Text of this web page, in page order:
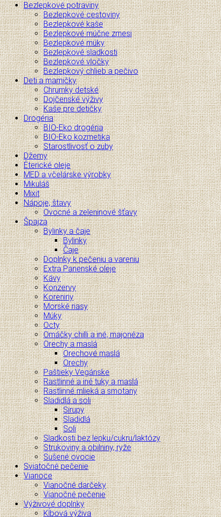
Bezlepkové potraviny
Bezlepkové cestoviny
Bezlepkové kaše
Bezlepkové múčne zmesi
Bezlepkové múky
Bezlepkové sladkosti
Bezlepkové vločky
Bezlepkový chlieb a pečivo
Deti a mamičky
Chrumky detské
Dojčenské výživy
Kaše pre detičky
Drogéria
BIO-Eko drogéria
BIO-Eko kozmetika
Starostlivosť o zuby
Džemy
Éterické oleje
MED a včelárske výrobky
Mikuláš
Mixit
Nápoje, štavy
Ovocné a zeleninové šťavy
Špajza
Bylinky a čaje
Bylinky
Čaje
Doplnky k pečeniu a vareniu
Extra Panenské oleje
Kávy
Konzervy
Koreniny
Morské riasy
Múky
Octy
Omáčky chilli a iné, majonéza
Orechy a maslá
Orechové maslá
Orechy
Paštieky Vegánske
Rastlinné a iné tuky a maslá
Rastlinné mlieká a smotany
Sladidlá a soli
Sirupy
Sladidlá
Soli
Sladkosti bez lepku/cukru/laktózy
Strukoviny a obilniny, ryže
Sušené ovocie
Sviatočné pečenie
Vianoce
Vianočné darčeky
Vianočné pečenie
Výživové doplnky
Kĺbová výživa